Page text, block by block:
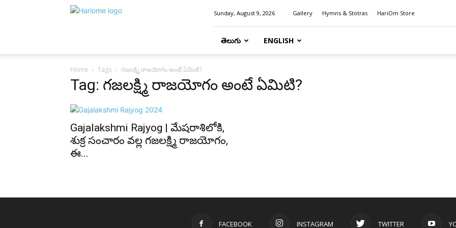
Hari
Sunday, August 9, 2026 Gallery Hymns & Stotras HariOm Store
తెలుగు ENGLISH
Home Tags గజలక్ష్మి రాజయోగం అంటే ఏమిటి?
Tag: గజలక్ష్మి రాజయోగం అంటే ఏమిటి?
Gajalakshmi Rajyog | మేషరాశిలోకి,
శుక్ర సంచారం వల్ల గజలక్ష్మి రాజయోగం,
ఈ...
FACEBOOK INSTAGRAM TWITTER